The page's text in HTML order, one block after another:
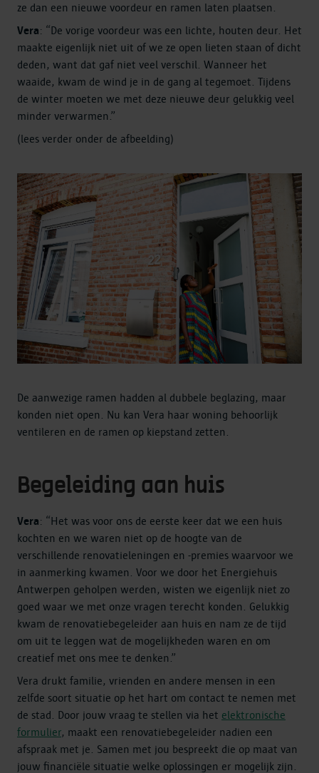
ze dan een nieuwe voordeur en ramen laten plaatsen.
Vera: “De vorige voordeur was een lichte, houten deur. Het
maakte eigenlijk niet uit of we ze open lieten staan of dicht
deden, want dat gaf niet veel verschil. Wanneer het
waaide, kwam de wind je in de gang al tegemoet. Tijdens
de winter moeten we met deze nieuwe deur gelukkig veel
minder verwarmen.”
(lees verder onder de afbeelding)
De aanwezige ramen hadden al dubbele beglazing, maar
konden niet open. Nu kan Vera haar woning behoorlijk
ventileren en de ramen op kiepstand zetten.
Begeleiding aan huis
Vera: “Het was voor ons de eerste keer dat we een huis
kochten en we waren niet op de hoogte van de
verschillende renovatieleningen en -premies waarvoor we
in aanmerking kwamen. Voor we door het Energiehuis
Antwerpen geholpen werden, wisten we eigenlijk niet zo
goed waar we met onze vragen terecht konden. Gelukkig
kwam de renovatiebegeleider aan huis en nam ze de tijd
om uit te leggen wat de mogelijkheden waren en om
creatief met ons mee te denken.”
Vera drukt familie, vrienden en andere mensen in een
zelfde soort situatie op het hart om contact te nemen met
de stad. Door jouw vraag te stellen via het elektronische
formulier, maakt een renovatiebegeleider nadien een
afspraak met je. Samen met jou bespreekt die op maat van
jouw financiële situatie welke oplossingen er mogelijk zijn.